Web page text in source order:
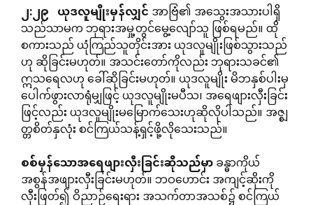
၂:၂၉ ယုဒလူမျိုးမှန်လျှင်အာဗြံ၏ အသွေးအသားပါရှိ
သည်သာမက ဘုရားအမှု့တွင်မွေ့လျော်သူ ဖြစ်ရမည်။ ထို
စကားသည် ယုံကြည်သူတိုင်းအား ယုဒလူမျိုးဖြစ်သွားသည်
ဟု ဆိုခြင်းမဟုတ်။ အသင်းတော်ကိုလည်း ဘုရားသခင်၏
ဣသရေလဟု ခေါ်ဆိုခြင်းမဟုတ်။ ယုဒလူမျိုး မိဘနှစ်ပါးမှ
ပေါက်ဖွားလာရုံမျှဖြင့် ယုဒလူမျိုးမပီသ၊ အရေဖျားလှီးခြင်း
ဖြင့်လည်း ယုဒလူမျိုးမမြောက်သေးဟုဆိုလိုပါသည်။ အဇ္စျ
တ္တစိတ်နှလုံး စင်ကြယ်သန့်ရှင့်ဖို့လိုသေးသည်။
စစ်မှန်သောအရေဖျားလှီးခြင်းဆိုသည်မှာခန္ဓာကိုယ်
အစွန်အဖျားလှီးခြင်းမဟုတ်။ ဘဝဟောင်း အကျင့်ဆိုးကို
လှီးဖြတ်၍ ဝိညာဉ်ရေးရား အသက်တာအသစ်၌ စင်ကြယ်